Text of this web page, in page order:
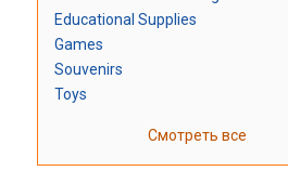
Educational Supplies
Games
Souvenirs
Toys
Смотреть все